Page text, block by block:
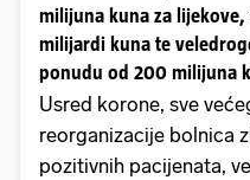
milijuna kuna za
milijardi kuna te
ponudu od 200 milijuna
Usred korone, sve
reorganizacije bolnica
pozitivnih pacijenata,